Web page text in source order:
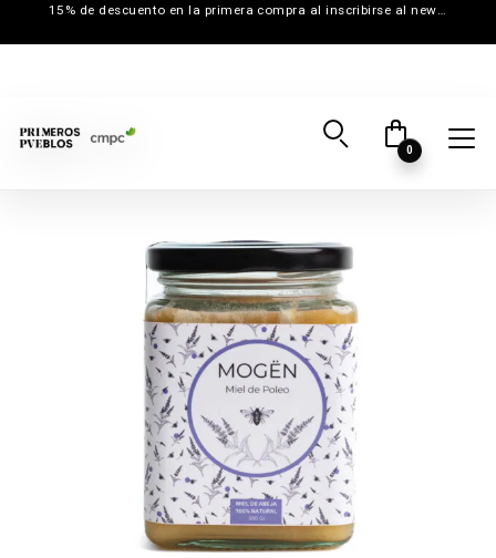
15% de descuento en la primera compra al inscribirse al newsletter
0